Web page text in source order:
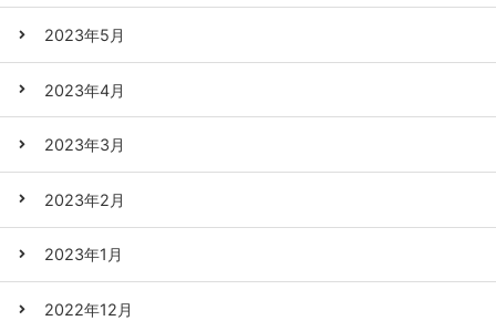
2023年5月
2023年4月
2023年3月
2023年2月
2023年1月
2022年12月